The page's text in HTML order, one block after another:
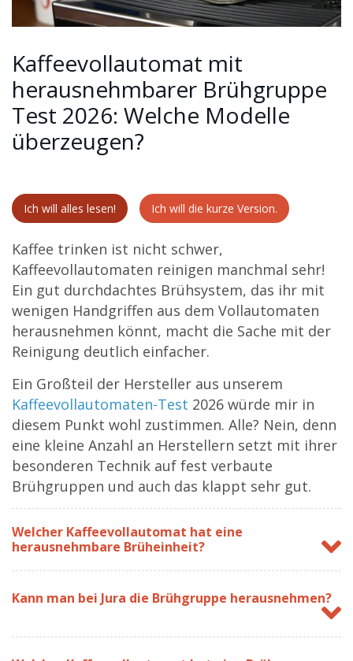
Kaffeevollautomat mit
herausnehmbarer Brühgruppe
Test 2026: Welche Modelle
überzeugen?
Ich will alles lesen! Ich will die kurze Version.
Kaffee trinken ist nicht schwer,
Kaffeevollautomaten reinigen manchmal sehr!
Ein gut durchdachtes Brühsystem, das ihr mit
wenigen Handgriffen aus dem Vollautomaten
herausnehmen könnt, macht die Sache mit der
Reinigung deutlich einfacher.
Ein Großteil der Hersteller aus unserem
Kaffeevollautomaten-Test 2026 würde mir in
diesem Punkt wohl zustimmen. Alle? Nein, denn
eine kleine Anzahl an Herstellern setzt mit ihrer
besonderen Technik auf fest verbaute
Brühgruppen und auch das klappt sehr gut.
Welcher Kaffeevollautomat hat eine
herausnehmbare Brüheinheit?
Kann man bei Jura die Brühgruppe herausnehmen?